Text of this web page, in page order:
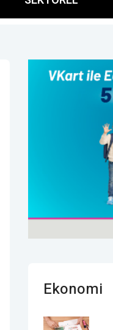
Ekonomi